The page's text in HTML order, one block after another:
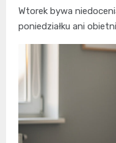
Wtorek bywa
poniedziałku ani